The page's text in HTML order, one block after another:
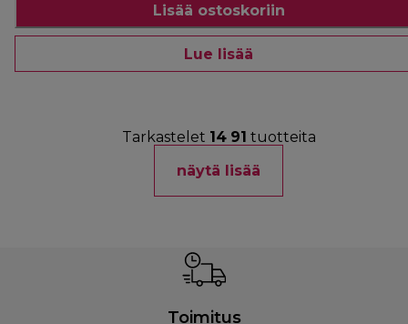
Lisää ostoskoriin
Lue lisää
Tarkastelet 14 91 tuotteita
näytä lisää
Toimitus